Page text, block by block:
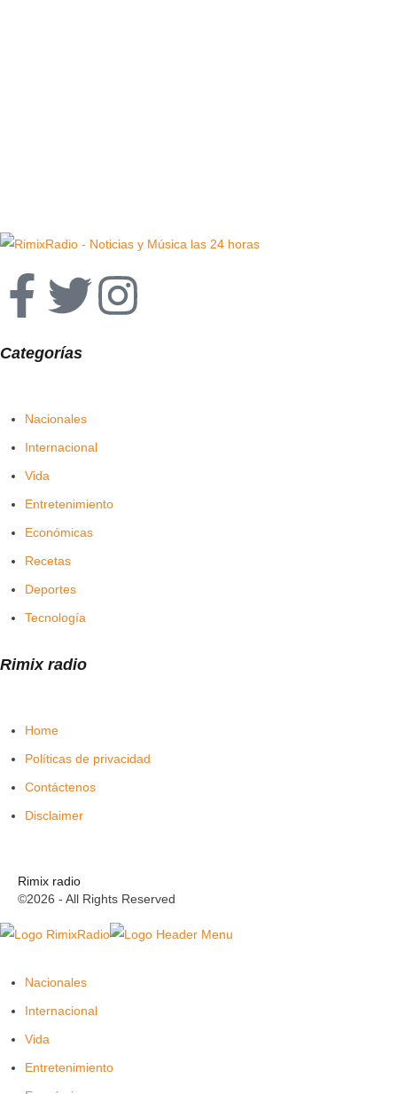
Rimix radio
Home
Políticas de privacidad
Contáctenos
Disclaimer
Categorías
Nacionales
Internacional
Vida
Entretenimiento
Económicas
Recetas
Deportes
Tecnología
Rimix radio
©2026 - All Rights Reserved
Nacionales
Internacional
Vida
Entretenimiento